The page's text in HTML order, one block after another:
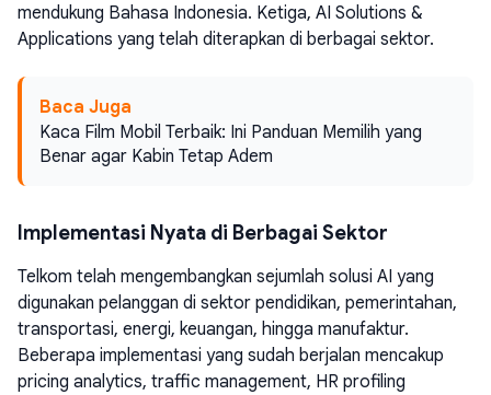
mendukung Bahasa Indonesia. Ketiga, AI Solutions &
Applications yang telah diterapkan di berbagai sektor.
Baca Juga
Kaca Film Mobil Terbaik: Ini Panduan Memilih yang
Benar agar Kabin Tetap Adem
Implementasi Nyata di Berbagai Sektor
Telkom telah mengembangkan sejumlah solusi AI yang
digunakan pelanggan di sektor pendidikan, pemerintahan,
transportasi, energi, keuangan, hingga manufaktur.
Beberapa implementasi yang sudah berjalan mencakup
pricing analytics, traffic management, HR profiling